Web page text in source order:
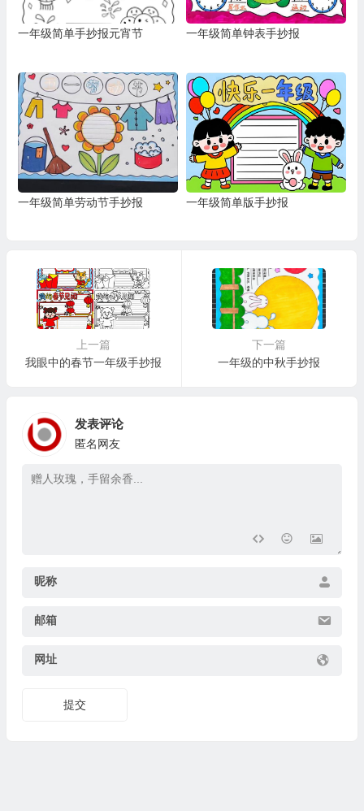
一年级简单手抄报元宵节 一年级简单钟表手抄报
一年级简单劳动节手抄报 一年级简单版手抄报
上一篇
我眼中的春节一年级手抄报
下一篇
一年级的中秋手抄报
发表评论
匿名网友
昵称
邮箱
网址
提交